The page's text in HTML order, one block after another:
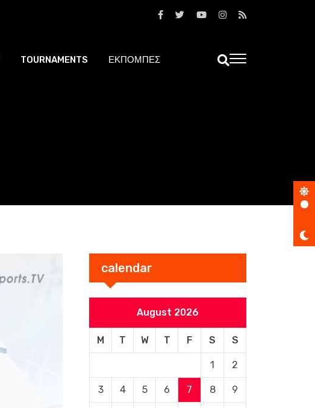
TOURNAMENTS ΕΚΠΟΜΠΕΣ
calendar
August 2026
M T W T F S S
1 2
3 4 5 6 7 8 9